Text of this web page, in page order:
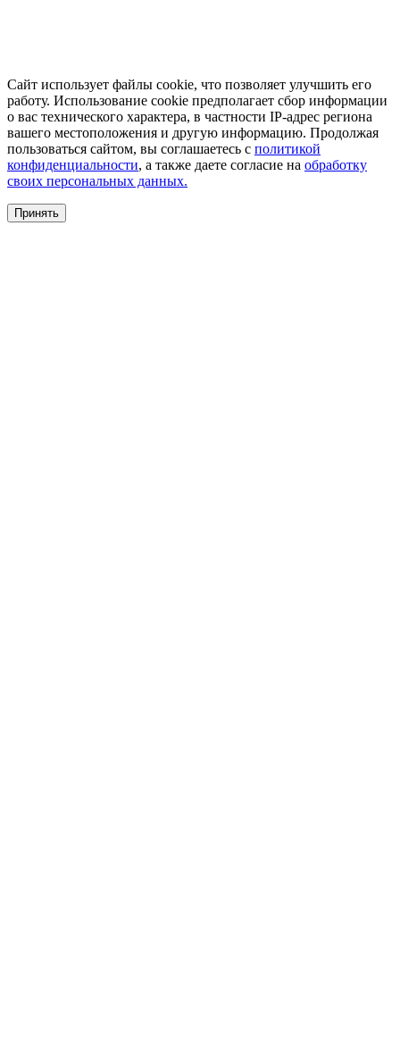
Сайт использует файлы cookie, что позволяет улучшить его
работу. Использование cookie предполагает сбор информации
о вас технического характера, в частности IP-адрес региона
вашего местоположения и другую информацию. Продолжая
пользоваться сайтом, вы соглашаетесь с политикой
конфиденциальности, а также даете согласие на обработку
своих персональных данных.
Принять